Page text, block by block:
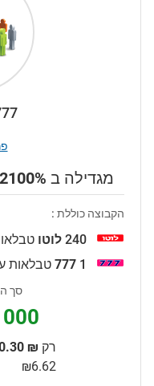
מגדילה ב2100%
הקבוצה כוללת :
240 לוטו טבלאות עם
1
777 טבלאות עם 15
סך
רק ₪ 0.30
₪6.62